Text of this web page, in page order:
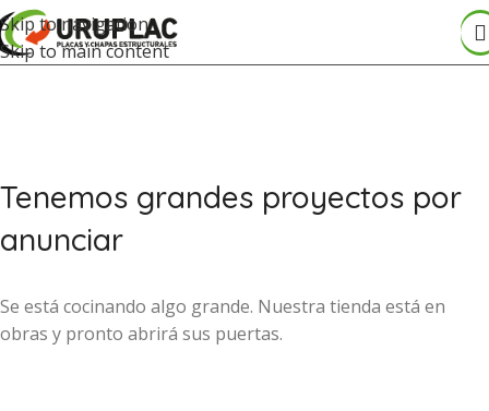
Skip to navigation
Skip to main content
Tenemos grandes proyectos por
anunciar
Se está cocinando algo grande. Nuestra tienda está en
obras y pronto abrirá sus puertas.